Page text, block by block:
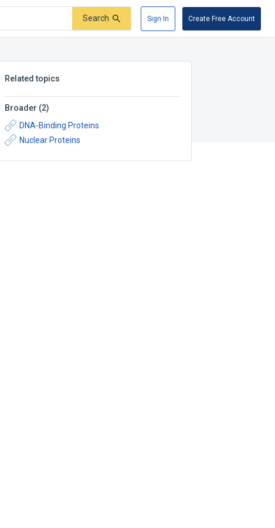
Search Sign In Create Free Account
Related topics
Broader (2)
DNA-Binding Proteins
Nuclear Proteins